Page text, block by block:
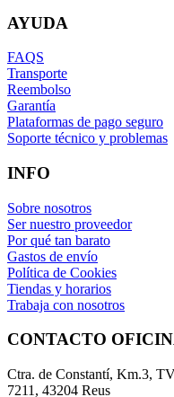
AYUDA
FAQS
Transporte
Reembolso
Garantía
Plataformas de pago seguro
Soporte técnico y problemas
INFO
Sobre nosotros
Ser nuestro proveedor
Por qué tan barato
Gastos de envío
Política de Cookies
Tiendas y horarios
Trabaja con nosotros
CONTACTO
Ctra. de Constantí, Km.3,
7211, 43204 Reus